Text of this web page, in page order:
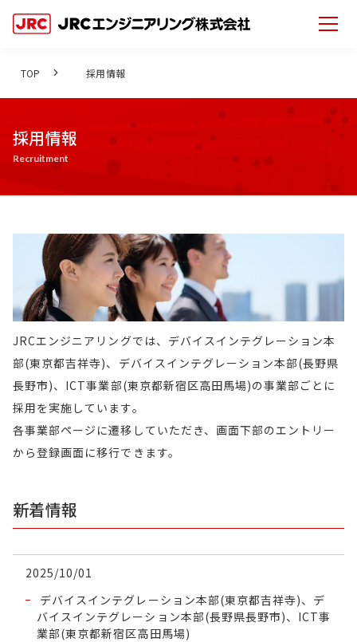
TOP 採用情報
採用情報
Recruitment
JRCエンジニアリングでは、デバイスインテグレーション本
部(東京都吉祥寺)、デバイスインテグレーション本部(長野県
長野市)、ICT事業部(東京都新宿区高田馬場)の事業部ごとに
採用を実施しています。
各事業部ページに遷移していただき、画面下部のエントリー
から登録画面に移行できます。
新着情報
2025/10/01
デバイスインテグレーション本部(東京都吉祥寺)、デ
バイスインテグレーション本部(長野県長野市)、ICT事
業部(東京都新宿区高田馬場)